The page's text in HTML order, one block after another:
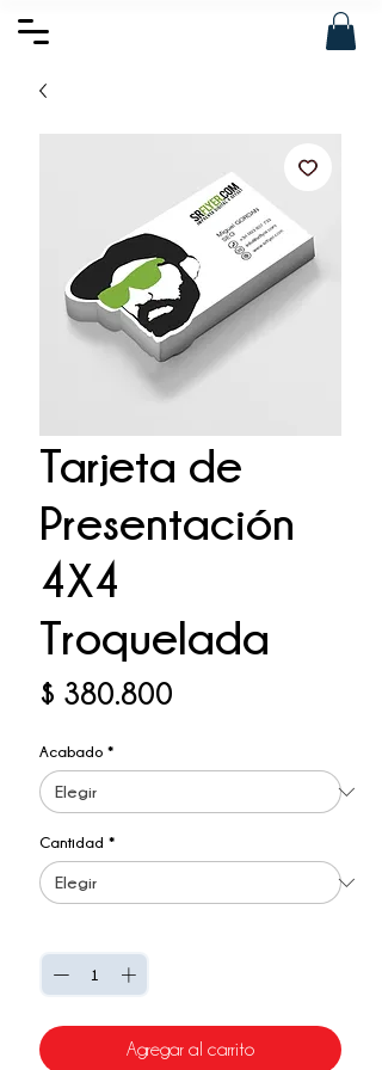
Tarjeta de
Presentación
4X4
Troquelada
$ 380.800
Acabado *
Cantidad *
Agregar al carrito